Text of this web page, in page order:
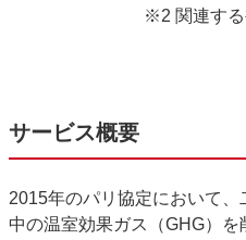
※2 関連する
サービス概要
2015年のパリ協定において
中の温室効果ガス（GHG）を